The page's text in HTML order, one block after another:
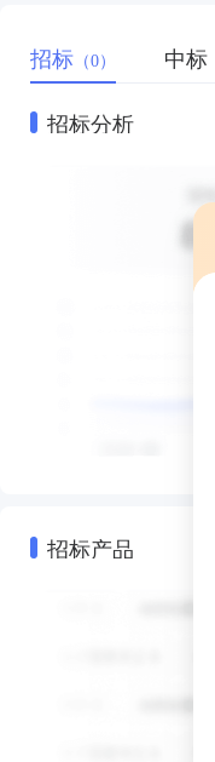
招标 （0） 中标
招标分析
招标产品